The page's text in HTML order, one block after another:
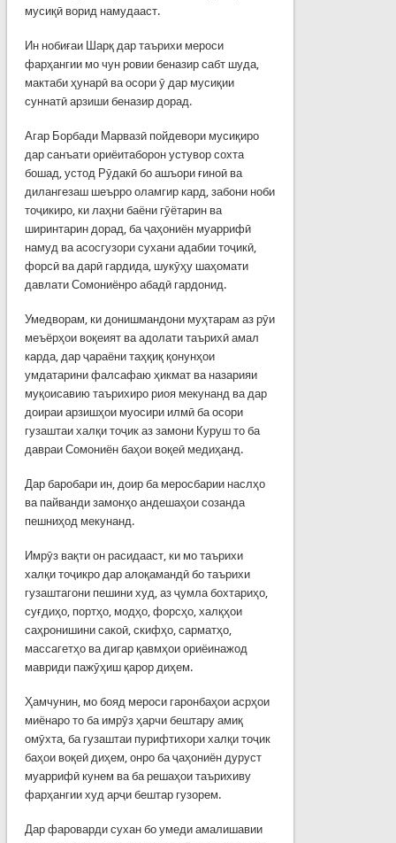
мусиқӣ ворид намудааст.
Ин нобиғаи Шарқ дар таърихи мероси
фарҳангии мо чун ровии беназир сабт шуда,
мактаби ҳунарӣ ва осори ӯ дар мусиқии
суннатӣ арзиши беназир дорад.
Агар Борбади Марвазӣ пойдевори мусиқиро
дар санъати ориёитаборон устувор сохта
бошад, устод Рӯдакӣ бо ашъори ғиноӣ ва
дилангезаш шеърро оламгир кард, забони ноби
тоҷикиро, ки лаҳни баёни гӯётарин ва
ширинтарин дорад, ба ҷаҳониён муаррифӣ
намуд ва асосгузори сухани адабии тоҷикӣ,
форсӣ ва дарӣ гардида, шукӯҳу шаҳомати
давлати Сомониёнро абадӣ гардонид.
Умедворам, ки донишмандони муҳтарам аз рӯи
меъёрҳои воқеият ва адолати таърихӣ амал
карда, дар ҷараёни таҳқиқ қонунҳои
умдатарини фалсафаю ҳикмат ва назарияи
муқоисавию таърихиро риоя мекунанд ва дар
доираи арзишҳои муосири илмӣ ба осори
гузаштаи халқи тоҷик аз замони Куруш то ба
давраи Сомониён баҳои воқеӣ медиҳанд.
Дар баробари ин, доир ба меросбарии наслҳо
ва пайванди замонҳо андешаҳои созанда
пешниҳод мекунанд.
Имрӯз вақти он расидааст, ки мо таърихи
халқи тоҷикро дар алоқамандӣ бо таърихи
гузаштагони пешини худ, аз ҷумла бохтариҳо,
суғдиҳо, портҳо, модҳо, форсҳо, халқҳои
саҳронишини сакоӣ, скифҳо, сарматҳо,
массагетҳо ва дигар қавмҳои ориёинажод
мавриди пажӯҳиш қарор диҳем.
Ҳамчунин, мо бояд мероси гаронбаҳои асрҳои
миёнаро то ба имрӯз ҳарчи бештару амиқ
омӯхта, ба гузаштаи пурифтихори халқи тоҷик
баҳои воқеӣ диҳем, онро ба ҷаҳониён дуруст
муаррифӣ кунем ва ба решаҳои таърихиву
фарҳангии худ арҷи бештар гузорем.
Дар фароварди сухан бо умеди амалишавии